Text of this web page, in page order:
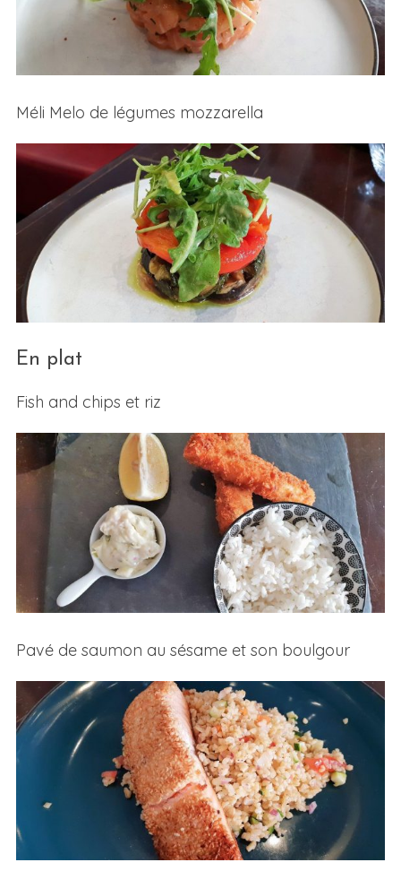
Méli Melo de légumes mozzarella
En plat
Fish and chips et riz
Pavé de saumon au sésame et son boulgour